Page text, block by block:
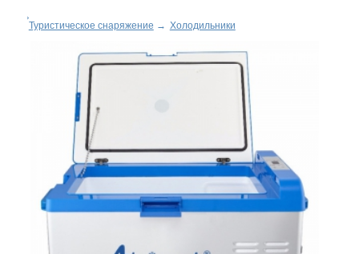
Туристическое снаряжение → Холодильники